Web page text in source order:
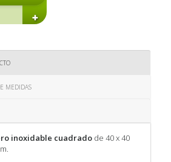
MEDIDAS
inoxidable cuadradode 40 x 40